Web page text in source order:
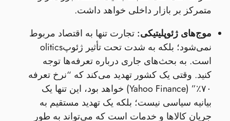
متمرکز بر بازار داخلی خواهد داشت.
موج‌های ژئوپلیتیکی: تجارت تنها به اقتصاد مربوط
نمی‌شود؛ بلکه به شدت تحت تأثیر ژئوپolitics
است. به بحث‌های جاری درباره تعرفه‌ها توجه
کنید. وقتی یک کشور تهدید می‌کند که “نرخ تعرفه
۷۰٪” (Yahoo Finance) خواهد بود، این تنها یک
بیانیه سیاسی نیست؛ بلکه یک تهدید مستقیم به
جریان کالاها و خدمات است که می‌تواند به طور